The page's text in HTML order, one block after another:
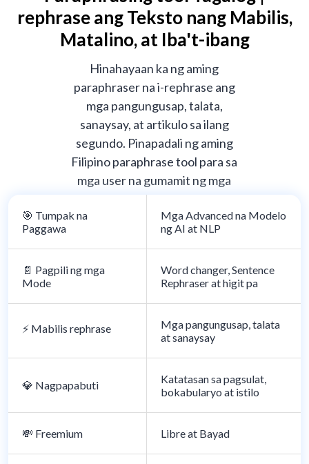
rephrase ang Teksto nang Mabilis,
Matalino, at Iba't-ibang
Hinahayaan ka ng aming
paraphraser na i-rephrase ang
mga pangungusap, talata,
sanaysay, at artikulo sa ilang
segundo. Pinapadali ng aming
Filipino paraphrase tool para sa
mga user na gumamit ng mga
bagong salita at parirala sa
kanilang nilalaman.
🎯 Tumpak na
Paggawa
Mga Advanced na Modelo
ng AI at NLP
📄 Pagpili ng mga
Mode
Word changer, Sentence
Rephraser at higit pa
⚡️ Mabilis rephrase
Mga pangungusap, talata
at sanaysay
💎 Nagpapabuti
Katatasan sa pagsulat,
bokabularyo at istilo
💸 Freemium Libre at Bayad